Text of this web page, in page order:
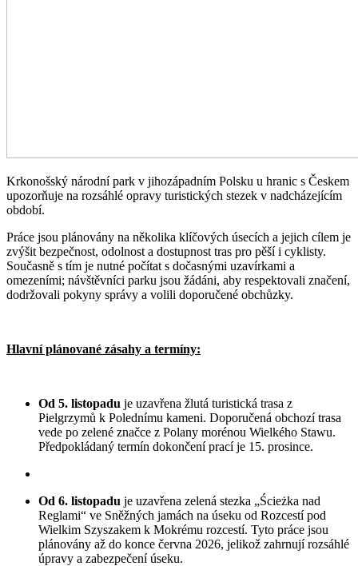
Krkonošský národní park v jihozápadním Polsku u hranic s Českem
upozorňuje na rozsáhlé opravy turistických stezek v nadcházejícím
období.
Práce jsou plánovány na několika klíčových úsecích a jejich cílem je
zvýšit bezpečnost, odolnost a dostupnost tras pro pěší i cyklisty.
Současně s tím je nutné počítat s dočasnými uzavírkami a
omezeními; návštěvníci parku jsou žádáni, aby respektovali značení,
dodržovali pokyny správy a volili doporučené obchůzky.
Hlavní plánované zásahy a termíny:
Od 5. listopadu je uzavřena žlutá turistická trasa z
Pielgrzymů k Polednímu kameni. Doporučená obchozí trasa
vede po zelené značce z Polany morénou Wielkého Stawu.
Předpokládaný termín dokončení prací je 15. prosince.
Od 6. listopadu je uzavřena zelená stezka „Ścieżka nad
Reglami“ ve Sněžných jamách na úseku od Rozcestí pod
Wielkim Szyszakem k Mokrému rozcestí. Tyto práce jsou
plánovány až do konce června 2026, jelikož zahrnují rozsáhlé
úpravy a zabezpečení úseku.